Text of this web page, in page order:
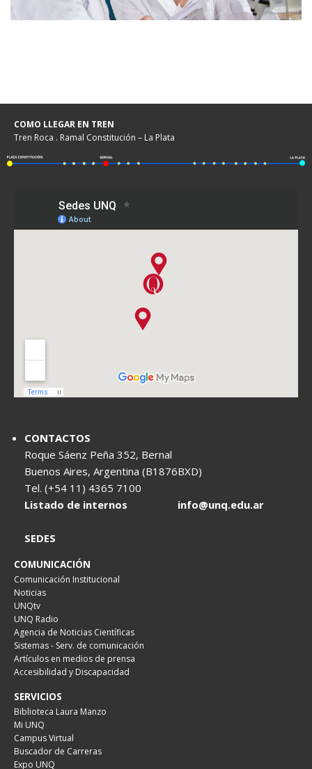
COMO LLEGAR EN TREN
Tren Roca . Ramal Constitución – La Plata
CONTACTOS
Roque Sáenz Peña 352, Bernal
Buenos Aires, Argentina (B1876BXD)
Tel. (+54 11) 4365 7100
Listado de internos
info@unq.edu.ar
SEDES
COMUNICACIÓN
Comunicación Institucional
Noticias
UNQtv
UNQ Radio
Agencia de Noticias Científicas
Sistemas - Serv. de comunicación
Artículos en medios de prensa
Accesibilidad y Discapacidad
SERVICIOS
Biblioteca Laura Manzo
Mi UNQ
Campus Virtual
Buscador de Carreras
Expo UNQ